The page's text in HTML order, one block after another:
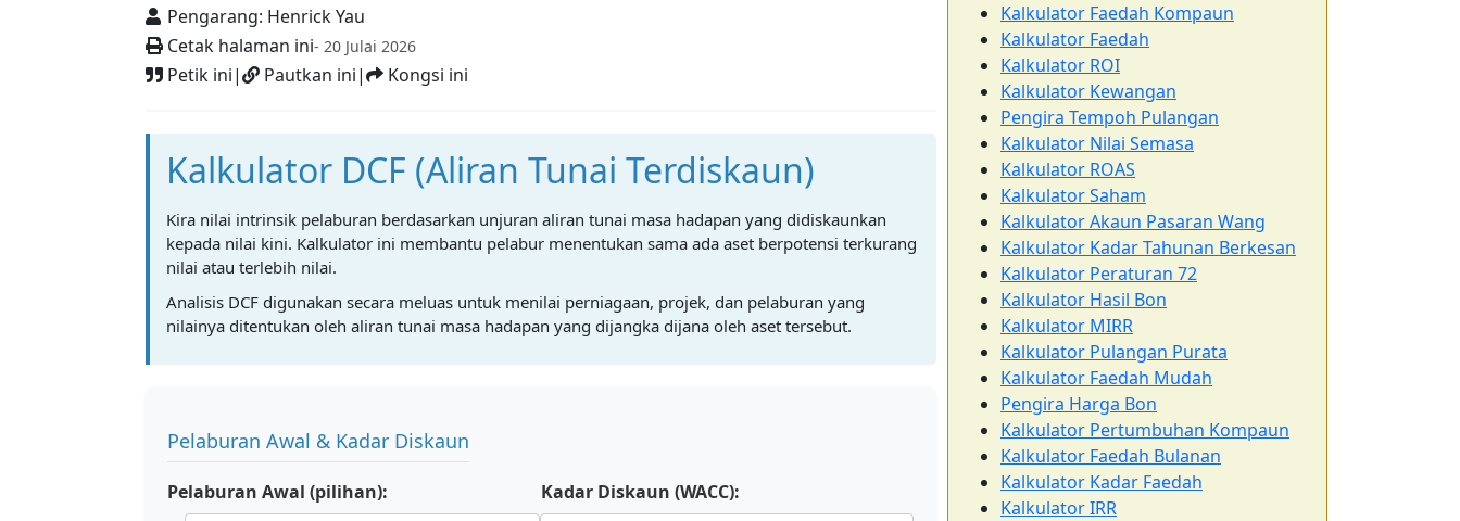
Pengarang: Henrick Yau
Cetak halaman ini- 20 Julai 2026
Petik ini| Pautkan ini| Kongsi ini
Kalkulator DCF (Aliran Tunai Terdiskaun)
Kira nilai intrinsik pelaburan berdasarkan unjuran aliran tunai masa hadapan yang didiskaunkan
kepada nilai kini. Kalkulator ini membantu pelabur menentukan sama ada aset berpotensi terkurang
nilai atau terlebih nilai.
Analisis DCF digunakan secara meluas untuk menilai perniagaan, projek, dan pelaburan yang
nilainya ditentukan oleh aliran tunai masa hadapan yang dijangka dijana oleh aset tersebut.
Pelaburan Awal & Kadar Diskaun
Pelaburan Awal (pilihan):
Kadar Diskaun (WACC):
Kalkulator Faedah Kompaun
Kalkulator Faedah
Kalkulator ROI
Kalkulator Kewangan
Pengira Tempoh Pulangan
Kalkulator Nilai Semasa
Kalkulator ROAS
Kalkulator Saham
Kalkulator Akaun Pasaran Wang
Kalkulator Kadar Tahunan Berkesan
Kalkulator Peraturan 72
Kalkulator Hasil Bon
Kalkulator MIRR
Kalkulator Pulangan Purata
Kalkulator Faedah Mudah
Pengira Harga Bon
Kalkulator Pertumbuhan Kompaun
Kalkulator Faedah Bulanan
Kalkulator Kadar Faedah
Kalkulator IRR